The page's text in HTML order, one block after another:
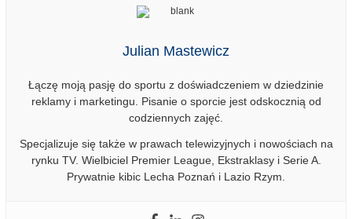
Julian Mastewicz
Łączę moją pasję do sportu z doświadczeniem w dziedzinie
reklamy i marketingu. Pisanie o sporcie jest odskocznią od
codziennych zajęć.
Specjalizuje się także w prawach telewizyjnych i nowościach na
rynku TV. Wielbiciel Premier League, Ekstraklasy i Serie A.
Prywatnie kibic Lecha Poznań i Lazio Rzym.